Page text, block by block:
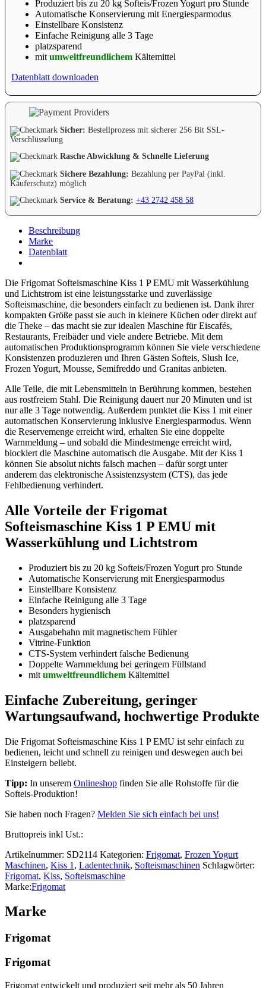
Produziert bis zu 20 kg Softeis/Frozen Yogurt pro Stunde
Automatische Konservierung mit Energiesparmodus
Einstellbare Konsistenz
Einfache Reinigung alle 3 Tage
platzsparend
mit umweltfreundlichem Kältemittel
Datenblatt downloaden
Sicher: Bestellprozess mit sicherer 256 Bit SSL-
Verschlüsselung
Rasche Abwicklung & Schnelle Lieferung
Sichere Bezahlung: Bezahlung per PayPal (inkl.
Käuferschutz) möglich
Service & Beratung: +43 2742 458 58
Beschreibung
Marke
Datenblatt
Die Frigomat Softeismaschine Kiss 1 P EMU mit Wasserkühlung
und Lichtstrom ist eine leistungsstarke und zuverlässige
Softeismaschine, die besonders einfach zu bedienen ist. Dank ihrer
kompakten Größe passt sie auch in kleinere Küchen oder direkt auf
die Theke – das macht sie zur idealen Maschine für Eiscafés,
Restaurants, Freibäder und viele andere Betriebe. Mit dem
automatischen Produktionsprogramm können Sie viele verschiedene
Konsistenzen produzieren und Ihren Gästen Softeis, Slush Ice,
Frozen Yogurt, Mousse, Semifreddo und Granitas anbieten.
Alle Teile, die mit Lebensmitteln in Berührung kommen, bestehen
aus rostfreiem Stahl. Die Reinigung dauert nur 20 Minuten und ist
nur alle 3 Tage notwendig. Außerdem punktet die Kiss 1 mit einer
automatischen Konservierung inklusive Energiesparmodus. Wenn
die Reservemenge erreicht wird, erhalten Sie eine doppelte
Warnmeldung – und sobald die Mindestmenge erreicht wird,
blockiert die Maschine automatisch die Ausgabe. Mit der Kiss 1
können Sie absolut nichts falsch machen – dafür sorgt unter
anderem das elektronische Assistenzsystem (CTS), das jede
Fehlbedienung verhindert.
Alle Vorteile der Frigomat
Softeismaschine Kiss 1 P EMU mit
Wasserkühlung und Lichtstrom
Produziert bis zu 20 kg Softeis/Frozen Yogurt pro Stunde
Automatische Konservierung mit Energiesparmodus
Einstellbare Konsistenz
Einfache Reinigung alle 3 Tage
Besonders hygienisch
platzsparend
Ausgabehahn mit magnetischem Fühler
Vitrine-Funktion
CTS-System verhindert falsche Bedienung
Doppelte Warnmeldung bei geringem Füllstand
mit umweltfreundlichem Kältemittel
Einfache Zubereitung, geringer
Wartungsaufwand, hochwertige Produkte
Die Frigomat Softeismaschine Kiss 1 P EMU ist sehr einfach zu
bedienen, leicht und schnell zu reinigen und deswegen auch bei
Einsteigern beliebt.
Tipp: In unserem Onlineshop finden Sie alle Rohstoffe für die
Softeis-Produktion!
Sie haben noch Fragen? Melden Sie sich einfach bei uns!
Bruttopreis inkl Ust.:
Artikelnummer: SD2114 Kategorien: Frigomat, Frozen Yogurt
Maschinen, Kiss 1 , Ladentechnik, Softeismaschinen Schlagwörter:
Frigomat, Kiss, Softeismaschine
Marke:Frigomat
Marke
Frigomat
Frigomat
Frigomat entwickelt und produziert seit mehr als 50 Jahren